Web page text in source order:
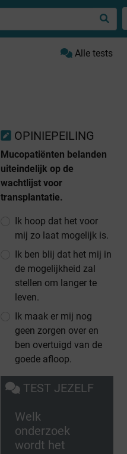
Alle tests
OPINIEPEILING
Mucopatiënten belanden
uiteindelijk op de
wachtlijst voor
transplantatie.
Ik hoop dat het voor
mij zo laat mogelijk is.
Ik ben blij dat het mij in
de mogelijkheid zal
stellen om langer te
leven.
Ik maak er mij nog
geen zorgen over en
ben overtuigd van de
goede afloop.
TEST JEZELF
Welk
onderzoek
wordt het